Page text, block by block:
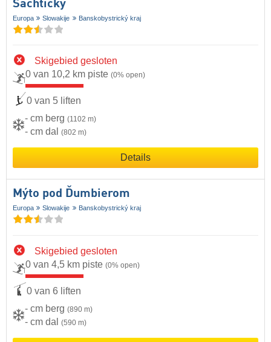
Šachtičky
Europa Slowakije Banskobystrický kraj
Skigebied gesloten
0 van 10,2 km piste (0% open)
0 van 5 liften
- cm berg (1102 m)
- cm dal (802 m)
Details
Mýto pod Ďumbierom
Europa Slowakije Banskobystrický kraj
Skigebied gesloten
0 van 4,5 km piste (0% open)
0 van 6 liften
- cm berg (890 m)
- cm dal (590 m)